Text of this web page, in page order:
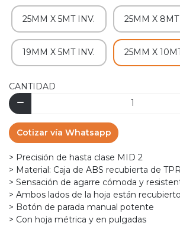
25MM X 5MT INV. 25MM X 8MT
19MM X 5MT INV. 25MM X
CANTIDAD
Cotizar vía Whatsapp
> Precisión de hasta clase MID 2
> Material: Caja de ABS recubierta de TPR
> Sensación de agarre cómoda y
> Ambos lados de la hoja están
> Botón de parada manual potente
> Con hoja métrica y en pulgadas